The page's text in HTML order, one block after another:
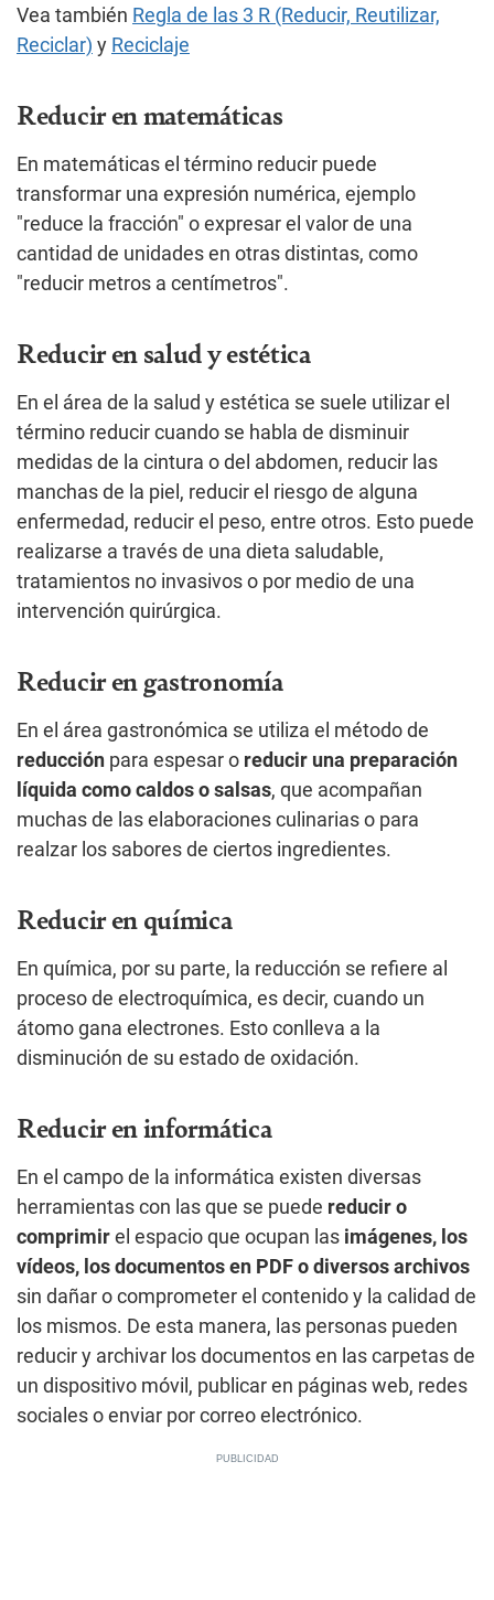
Vea también Regla de las 3 R (Reducir, Reutilizar,
Reciclar) y Reciclaje
Reducir en matemáticas
En matemáticas el término reducir puede
transformar una expresión numérica, ejemplo
"reduce la fracción" o expresar el valor de una
cantidad de unidades en otras distintas, como
"reducir metros a centímetros".
Reducir en salud y estética
En el área de la salud y estética se suele utilizar el
término reducir cuando se habla de disminuir
medidas de la cintura o del abdomen, reducir las
manchas de la piel, reducir el riesgo de alguna
enfermedad, reducir el peso, entre otros. Esto puede
realizarse a través de una dieta saludable,
tratamientos no invasivos o por medio de una
intervención quirúrgica.
Reducir en gastronomía
En el área gastronómica se utiliza el método de
reducción para espesar o reducir una preparación
líquida como caldos o salsas, que acompañan
muchas de las elaboraciones culinarias o para
realzar los sabores de ciertos ingredientes.
Reducir en química
En química, por su parte, la reducción se refiere al
proceso de electroquímica, es decir, cuando un
átomo gana electrones. Esto conlleva a la
disminución de su estado de oxidación.
Reducir en informática
En el campo de la informática existen diversas
herramientas con las que se puede reducir o
comprimir el espacio que ocupan las imágenes, los
vídeos, los documentos en PDF o diversos archivos
sin dañar o comprometer el contenido y la calidad de
los mismos. De esta manera, las personas pueden
reducir y archivar los documentos en las carpetas de
un dispositivo móvil, publicar en páginas web, redes
sociales o enviar por correo electrónico.